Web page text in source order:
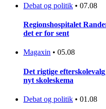
Debat og politik • 07.08
Regionshospitalet
det er for sent
Magaxin • 05.08
Det rigtige
nyt skoleskema
Debat og politik • 01.08